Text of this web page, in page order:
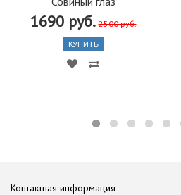
1690 руб. 2500 руб.
КУПИТЬ
Контактная информация